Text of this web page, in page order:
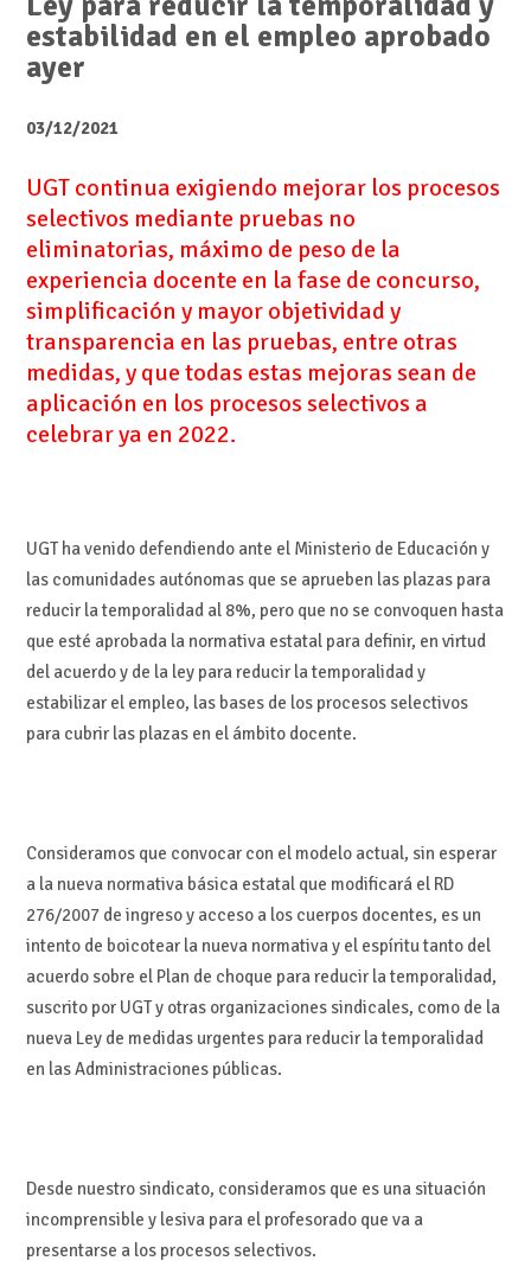
estabilidad en el empleo aprobado
ayer
03/12/2021
UGT continua exigiendo mejorar los procesos
selectivos mediante pruebas no
eliminatorias, máximo de peso de la
experiencia docente en la fase de concurso,
simplificación y mayor objetividad y
transparencia en las pruebas, entre otras
medidas, y que todas estas mejoras sean de
aplicación en los procesos selectivos a
celebrar ya en 2022.
UGT ha venido defendiendo ante el Ministerio de Educación y
las comunidades autónomas que se aprueben las plazas para
reducir la temporalidad al 8%, pero que no se convoquen hasta
que esté aprobada la normativa estatal para definir, en virtud
del acuerdo y de la ley para reducir la temporalidad y
estabilizar el empleo, las bases de los procesos selectivos
para cubrir las plazas en el ámbito docente.
Consideramos que convocar con el modelo actual, sin esperar
a la nueva normativa básica estatal que modificará el RD
276/2007 de ingreso y acceso a los cuerpos docentes, es un
intento de boicotear la nueva normativa y el espíritu tanto del
acuerdo sobre el Plan de choque para reducir la temporalidad,
suscrito por UGT y otras organizaciones sindicales, como de la
nueva Ley de medidas urgentes para reducir la temporalidad
en las Administraciones públicas.
Desde nuestro sindicato, consideramos que es una situación
incomprensible y lesiva para el profesorado que va a
presentarse a los procesos selectivos.